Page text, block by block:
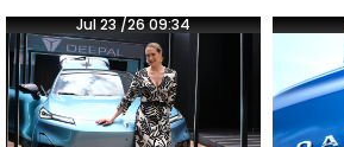
Jul 23 /26 09:34